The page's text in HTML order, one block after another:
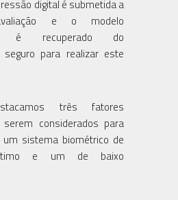
digital é submetida a
e o modelo
é recuperado do
seguro para realizar este
três fatores
considerados para
sistema biométrico de
ótimo e um de baixo